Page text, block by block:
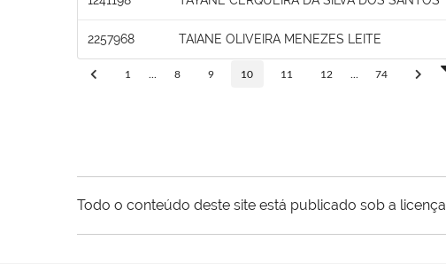
2257968 TAIANE OLIVEIRA MENEZES LEITE
1 8 9 10 11 12 74
Todo o conteúdo deste site está publicado sob a licença